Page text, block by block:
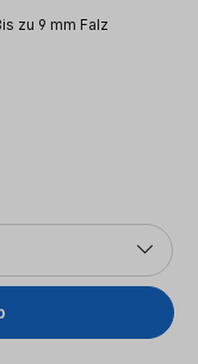
zu 9 mm Falz